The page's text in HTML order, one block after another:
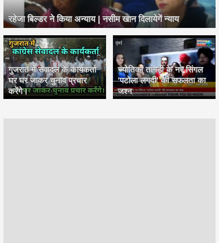
रहेजा बिल्डर ने किया अन्याय | नसीम खान दिलायेगें न्याय
गुजरात में सेवादल के कार्यकर्ता
घर घर जाकर चुनाव प्रचार
करेंगे।
ज्योतिका तांगड़ी के नए सिंगल
'पटोला लगदी' की सफलता का
जश्न